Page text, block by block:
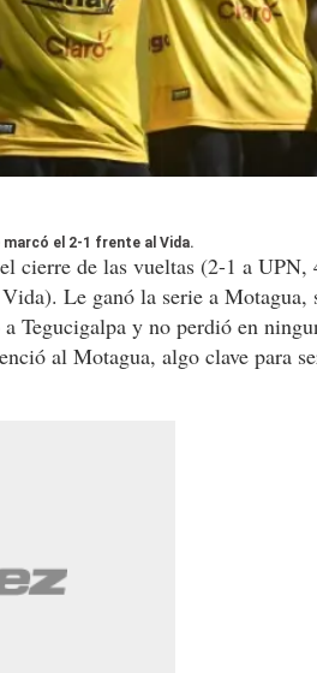
marcó el 2-1 frente al Vida.
cierre de las vueltas (2-1 a UPN,
Le ganó la serie a Motagua,
Tegucigalpa y no perdió en
al Motagua, algo clave para